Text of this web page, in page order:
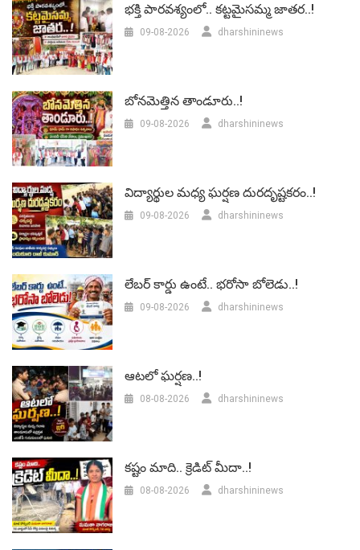
భక్తి పారవశ్యంలో.. కట్టమైసమ్మ జాతర..!
09-08-2026 dharshininews
బోనమెత్తిన తాండూరు..!
09-08-2026 dharshininews
విద్యార్థుల మధ్య ఘర్షణ దురదృష్టకరం..!
09-08-2026 dharshininews
లేబర్‌ కార్డు ఉంటే.. భరోసా బోలెడు..!
09-08-2026 dharshininews
ఆటలో ఘర్షణ..!
08-08-2026 dharshininews
కష్టం మాది.. క్రెడిట్ మీదా..!
08-08-2026 dharshininews